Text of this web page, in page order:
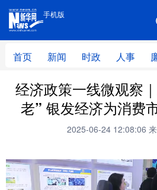
手机版
首页 新闻 时政 人事
手机版
网站地图
首页 新闻
廉政 财经
体育 视频
经济政策一线微观察
老” 银发经济为消费
2025-06-24 12:08:06